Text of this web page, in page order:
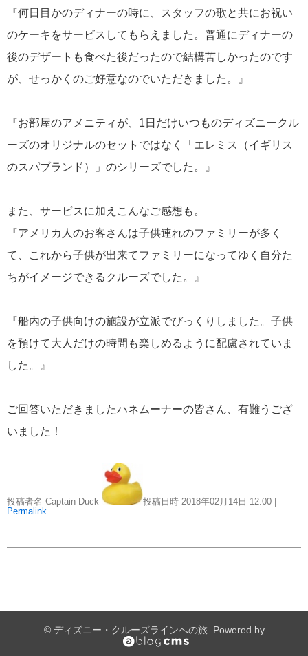
『何日目かのディナーの時に、スタッフの歌と共にお祝い
のケーキをサービスしてもらえました。普通にディナーの
後のデザートも食べた後だったので結構苦しかったのです
が、せっかくのご好意なのでいただきました。』
『お部屋のアメニティが、1日だけいつものディズニークル
ーズのオリジナルのセットではなく「エレミス（イギリス
のスパブランド）」のシリーズでした。』
また、サービスに加えこんなご感想も。
『アメリカ人のお客さんは子供連れのファミリーが多く
て、これから子供が出来てファミリーになってゆく自分た
ちがイメージできるクルーズでした。』
『船内の子供向けの施設が立派でびっくりしました。子供
を預けて大人だけの時間も楽しめるように配慮されていま
した。』
ご回答いただきましたハネムーナーの皆さん、有難うござ
いました！
投稿者名 Captain Duck 投稿日時 2018年02月14日 12:00 |
Permalink
2022年07月05日
2022年7月より運航！ディズニー・ウィッシュ号 最新情報
2021年04月30日
新造船ディズニー・ウィッシュ号最新情報！
カテゴリーリスト
ウォルト・ディズニー・ワールド関連情報
お知らせ
ニュース
添乗レポート
ディズニークルーズ関連番組
イベント情報
寄港地情報 8
ディズニー・クルーズライン関連情報
© ディズニー・クルーズラインへの旅. Powered by